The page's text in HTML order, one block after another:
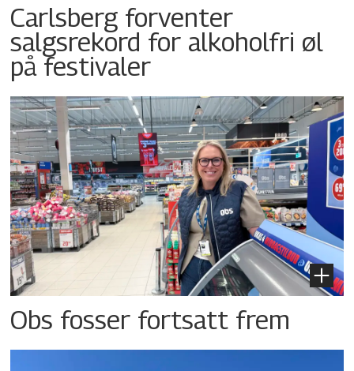
Carlsberg forventer
salgsrekord for alkoholfri øl
på festivaler
Obs fosser fortsatt frem